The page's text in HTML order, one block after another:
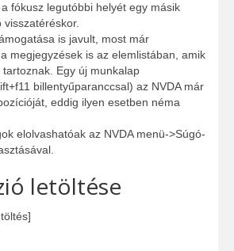
fókusz legutóbbi helyét egy másik
is javult, most már
megjegyzések is az elemlistában, amik
Egy új munkalap
billentyűparanccsal) az NVDA már
eddig ilyen esetben néma
elolvashatóak az NVDA menü->Súgó-
letöltése